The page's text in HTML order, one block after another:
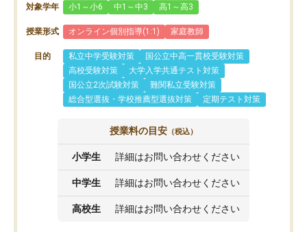
対象学年 小1～小6 中1～中3 高1～高3
授業形式 オンライン個別指導(1:1) 家庭教師
目的 私立中学受験対策
国公立中高一貫校受験対策
高校受験対策
大学入学共通テスト対策
国公立2次試験対策
難関私立受験対策
総合型選抜・学校推薦型選抜対策
定期テスト対策
授業料の目安 （税込）
小学生 詳細はお問い合わせください
中学生 詳細はお問い合わせください
高校生 詳細はお問い合わせください